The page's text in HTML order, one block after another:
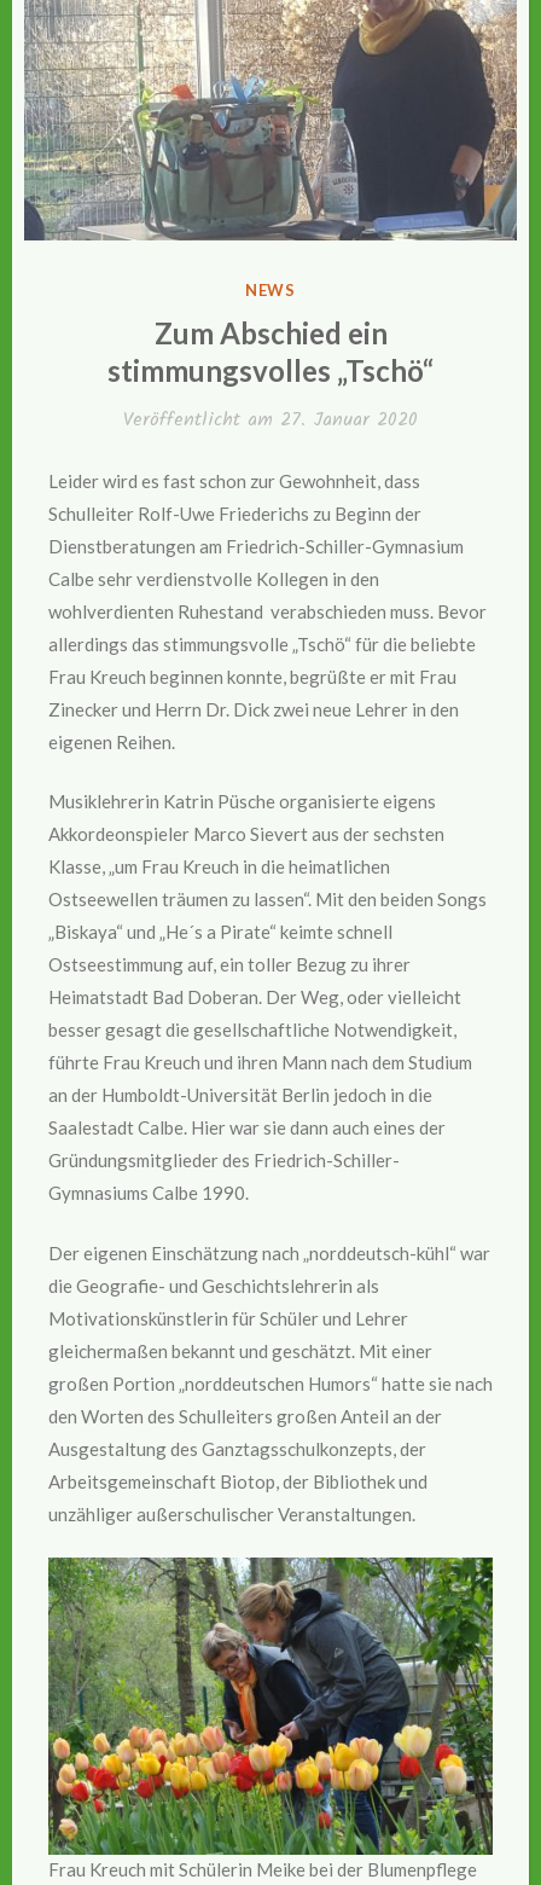
VERÖFFENTLICHT
IN
NEWS
Zum Abschied ein
stimmungsvolles „Tschö“
Veröffentlicht am 27. Januar 2020
Leider wird es fast schon zur Gewohnheit, dass
Schulleiter Rolf-Uwe Friederichs zu Beginn der
Dienstberatungen am Friedrich-Schiller-Gymnasium
Calbe sehr verdienstvolle Kollegen in den
wohlverdienten Ruhestand verabschieden muss. Bevor
allerdings das stimmungsvolle „Tschö“ für die beliebte
Frau Kreuch beginnen konnte, begrüßte er mit Frau
Zinecker und Herrn Dr. Dick zwei neue Lehrer in den
eigenen Reihen.
Musiklehrerin Katrin Püsche organisierte eigens
Akkordeonspieler Marco Sievert aus der sechsten
Klasse, „um Frau Kreuch in die heimatlichen
Ostseewellen träumen zu lassen“. Mit den beiden Songs
„Biskaya“ und „He´s a Pirate“ keimte schnell
Ostseestimmung auf, ein toller Bezug zu ihrer
Heimatstadt Bad Doberan. Der Weg, oder vielleicht
besser gesagt die gesellschaftliche Notwendigkeit,
führte Frau Kreuch und ihren Mann nach dem Studium
an der Humboldt-Universität Berlin jedoch in die
Saalestadt Calbe. Hier war sie dann auch eines der
Gründungsmitglieder des Friedrich-Schiller-
Gymnasiums Calbe 1990.
Der eigenen Einschätzung nach „norddeutsch-kühl“ war
die Geografie- und Geschichtslehrerin als
Motivationskünstlerin für Schüler und Lehrer
gleichermaßen bekannt und geschätzt. Mit einer
großen Portion „norddeutschen Humors“ hatte sie nach
den Worten des Schulleiters großen Anteil an der
Ausgestaltung des Ganztagsschulkonzepts, der
Arbeitsgemeinschaft Biotop, der Bibliothek und
unzähliger außerschulischer Veranstaltungen.
Frau Kreuch mit Schülerin Meike bei der Blumenpflege